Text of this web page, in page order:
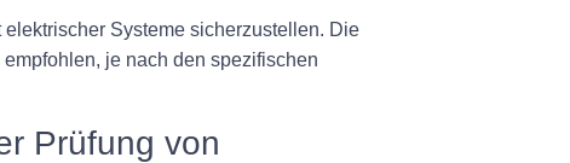
Systeme sicherzustellen. Die
je nach den spezifischen
Prüfung von